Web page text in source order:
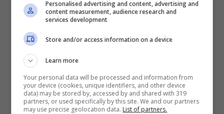
potrebbe cambiare le sorti della stagione.
Ferrari, test al Mugello per
provare la sospensione
posteriore
Personalised advertising and content, advertising and
content measurement, audience research and
services development
Store and/or access information on a device
Learn more
Your personal data will be processed and information from
your device (cookies, unique identifiers, and other device
data) may be stored by, accessed by and shared with 319
partners, or used specifically by this site. We and our partners
may use precise geolocation data. List of partners.